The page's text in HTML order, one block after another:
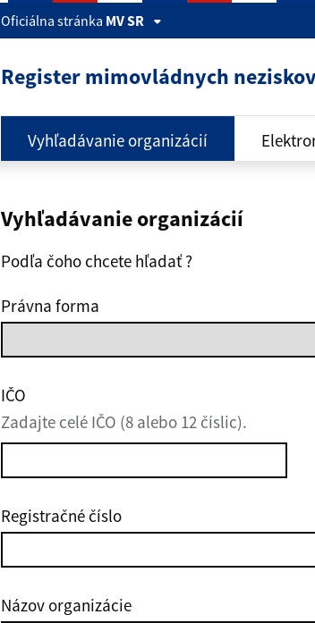
Oficiálna stránka MV SR
Register mimovládnych
Vyhľadávanie organizácií
Vyhľadávanie organizácií
Podľa čoho chcete hľadať ?
Právna forma
IČO
Zadajte celé IČO (8 alebo 12 číslic).
Registračné číslo
Názov organizácie